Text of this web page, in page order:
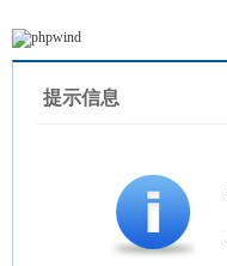
提示信息